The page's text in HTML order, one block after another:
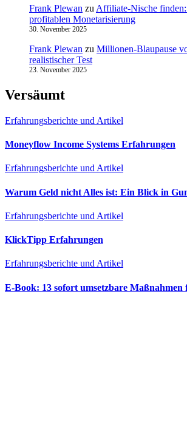
Frank Plewan zu Affiliate-Nische
profitablen Monetarisierung
30. November 2025
Frank Plewan zu Millionen‑Blaupause
realistischer Test
23. November 2025
Versäumt
Erfahrungsberichte und Artikel
Moneyflow Income Systems Erfahrungen
Erfahrungsberichte und Artikel
Warum Geld nicht Alles ist: Ein Blick in
Erfahrungsberichte und Artikel
KlickTipp Erfahrungen
Erfahrungsberichte und Artikel
E‑Book: 13 sofort umsetzbare